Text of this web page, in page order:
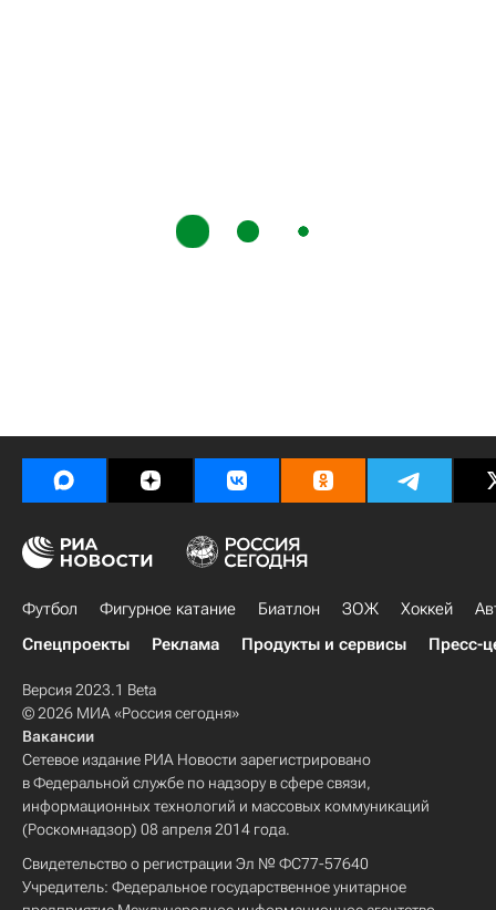
Футбол Фигурное катание Биатлон ЗОЖ Хоккей
Спецпроекты
Реклама Продукты и сервисы Пресс-
Версия 2023.1 Beta
© 2026 МИА «Россия сегодня»
Вакансии
Сетевое издание РИА Новости зарегистрировано
в Федеральной службе по надзору в сфере связи,
информационных технологий и массовых коммуникаций
(Роскомнадзор) 08 апреля 2014 года.
Свидетельство о регистрации Эл № ФС77-57640
Учредитель: Федеральное государственное унитарное